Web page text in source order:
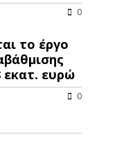
0
το έργο
ευρώ
0